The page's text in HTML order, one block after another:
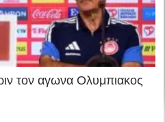
τον αγωνα Ολυμπιακος